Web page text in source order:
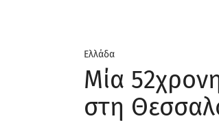
Ελλάδα
Μία
στη